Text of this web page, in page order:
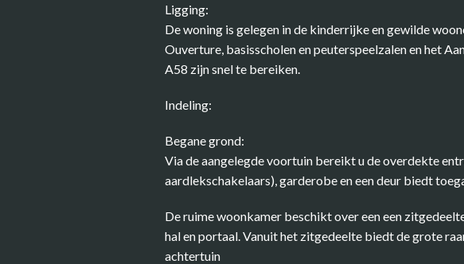
Ligging:
De woning is gelegen in de kinderrijke en gewilde
Ouverture, basisscholen en peuterspeelzalen en het
A58 zijn snel te bereiken.
Indeling:
Begane grond:
Via de aangelegde voortuin bereikt u de overdekte
aardlekschakelaars), garderobe en een deur biedt
De ruime woonkamer beschikt over een een
hal en portaal. Vanuit het zitgedeelte biedt de grote
achtertuin